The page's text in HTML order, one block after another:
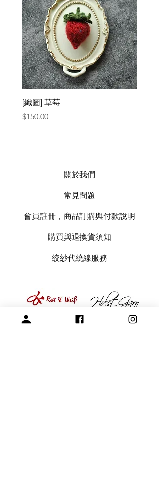
[織圖] 草莓
價格
$150.00
價格
關於我們
常見問題
會員註冊，商品訂購與付款說明
購買與退換貨須知
絞紗代繞線服務